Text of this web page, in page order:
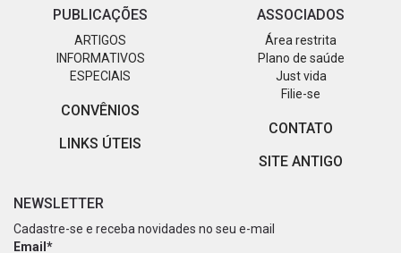
PUBLICAÇÕES
ARTIGOS
INFORMATIVOS
ESPECIAIS
CONVÊNIOS
LINKS ÚTEIS
ASSOCIADOS
Área restrita
Plano de saúde
Just vida
Filie-se
CONTATO
SITE ANTIGO
NEWSLETTER
Cadastre-se e receba novidades no seu e-mail
Email*